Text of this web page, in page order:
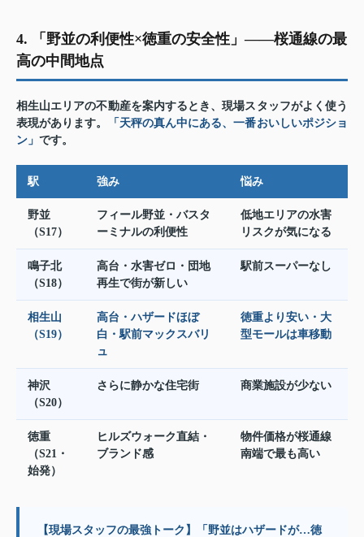
4. 「野並の利便性×徳重の安全性」——桜通線の最
高の中間地点
相生山エリアの不動産を案内するとき、現場スタッフがよく使う
表現があります。
「天秤の真ん中にある、一番おいしいポジショ
ン」 です。
駅 強み 悩み
野並
（S17）
フィール野並・バスタ
ーミナルの利便性
低地エリアの水害
リスクが気になる
鳴子北
（S18）
高台・水害ゼロ・団地
再生で街が新しい
駅前スーパーなし
相生山
（S19）
高台・ハザードほぼ
白・駅前マックスバリ
ュ
徳重より安い・大
型モールは車移動
神沢
（S20）
さらに静かな住宅街 商業施設が少ない
徳重
（S21・
始発）
ヒルズウォーク直結・
ブランド感
物件価格が桜通線
南端で最も高い
【現場スタッフの最強トーク】「野並はハザードが…徳